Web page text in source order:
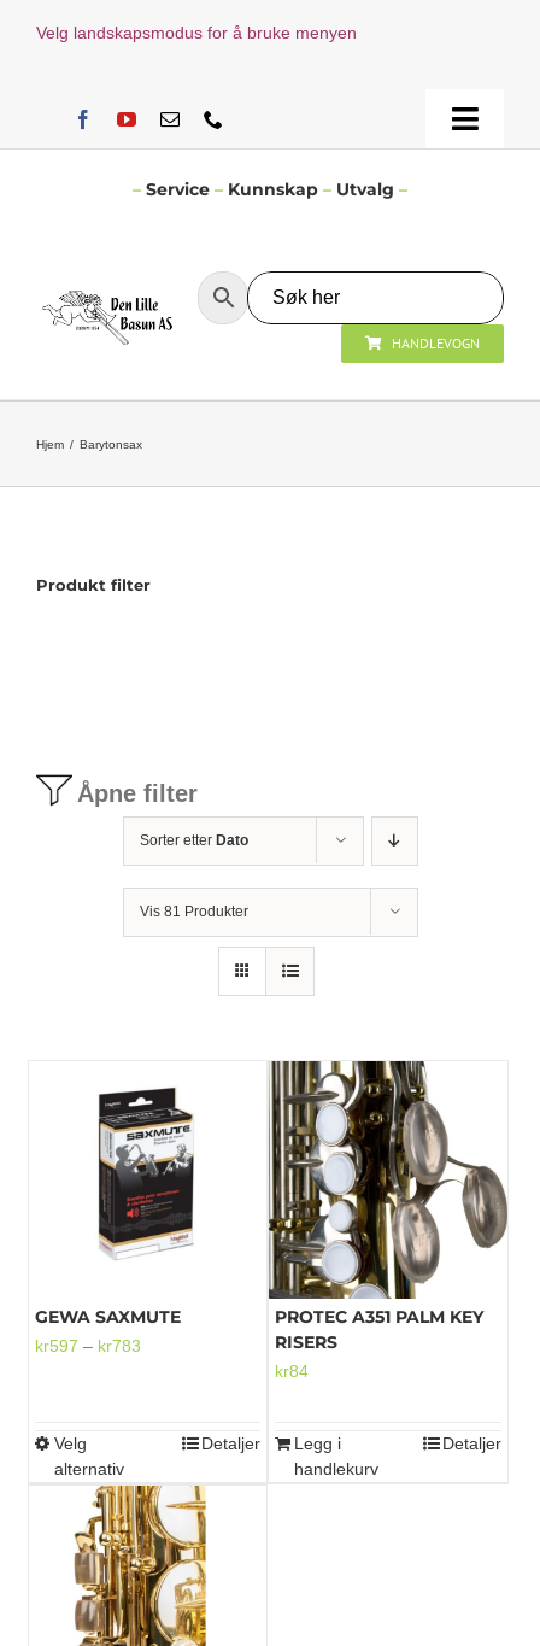
Velg landskapsmodus for å bruke menyen
Toggle
Tilbudstorg
Bager/ etuier
Mikrofoner
– Service – Kunnskap – Utvalg –
HANDLEVOGN
Hjem Barytonsax
Åpne filter
Sorter etter Dato
Vis 81 Produkter
GEWA SAXMUTE
kr597 – kr783Prisområde:
kr783
Velg
alternativ
Dette
har
flere
varianter.
Alternativene
kan
Detaljer
PROTEC A351 PALM KEY
RISERS
kr84
Legg i
handlekurv
Detaljer
Produkt filter